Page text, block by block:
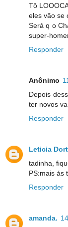
Tô
eles vão se
Será q o
super-
Responder
Anônimo
Depois
ter novos
Responder
Leticia
tadinha,
PS:mais ás
Responder
amanda.